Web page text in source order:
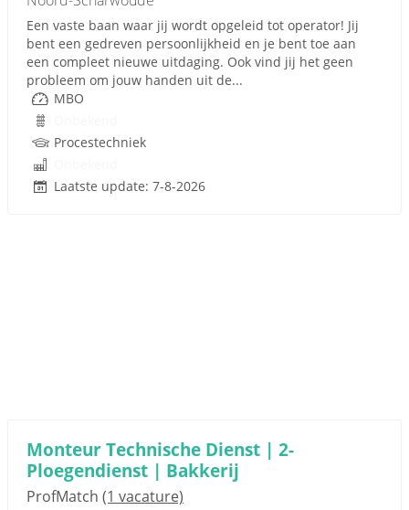
Een vaste baan waar jij wordt opgeleid tot operator! Jij
bent een gedreven persoonlijkheid en je bent toe aan
een compleet nieuwe uitdaging. Ook vind jij het geen
probleem om jouw handen uit de...
MBO
Procestechniek
Laatste update: 7-8-2026
Monteur Technische Dienst | 2-
Ploegendienst | Bakkerij
ProfMatch (1 vacature)